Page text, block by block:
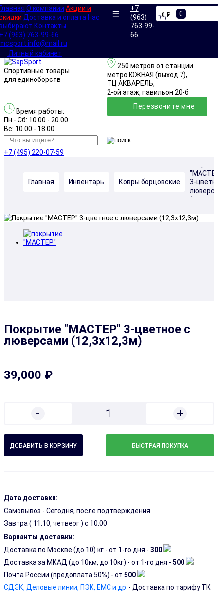
О компании Акции и
Доставка и оплата Нас
Контакты
(963) 763-99-66
Личный кабинет
+7
(963)
763-99-
66
0 ₽ 0
Спортивные товары
для единоборств
250 метров от станции
метро ЮЖНАЯ (выход 7),
ТЦ АКВАРЕЛЬ,
2-ой этаж, павильон 20-б
Время работы:
Пн - Сб: 10.00 - 20.00
Вс: 10.00 - 18.00
Перезвонитe мне
+7 (495) 220-07-59
Главная Инвентарь Ковры борцовские
3-
Покрытие "МАСТЕР" 3-цветное с
люверсами (12,3х12,3м)
39,000 ₽
- 1 +
БЫСТРАЯ ПОКУПКА
Дата доставки:
Самовывоз - Сегодня, после подтверждения
Завтра ( 11.10, четверг) с 10.00
Варианты доставки:
Доставка по Москве (до 10) кг - от 1-го дня - 300
Доставка за МКАД (до 10км, до 10кг) - от 1-го дня - 500
Почта России (предоплата 50%) - от 500
СДЭК, Деловые линии, ПЭК, EMC и др - Доставка по тарифу ТК